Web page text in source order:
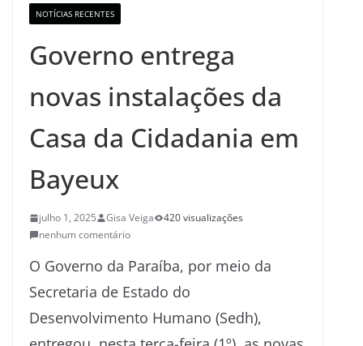
NOTÍCIAS RECENTES
Governo entrega
novas instalações da
Casa da Cidadania em
Bayeux
julho 1, 2025 Gisa Veiga
420 visualizações
nenhum comentário
O Governo da Paraíba, por meio da
Secretaria de Estado do
Desenvolvimento Humano (Sedh),